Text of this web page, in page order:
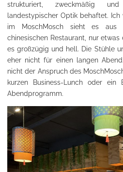
strukturiert, zweckmäßig
landestypischer Optik behaftet. Ich
im MoschMosch sieht es aus
chinesischen Restaurant, nur
es großzügig und hell. Die Stühle
eher nicht für einen langen
nicht der Anspruch des
kurzen Business-Lunch oder
Abendprogramm.